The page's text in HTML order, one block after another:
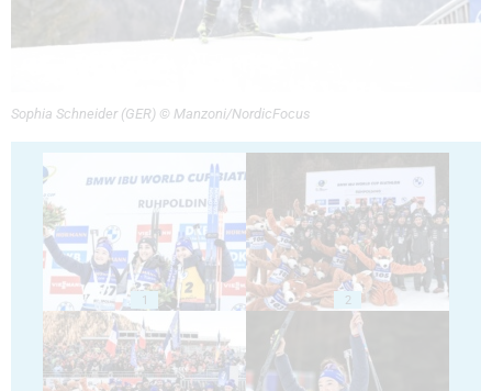
Sophia Schneider (GER) © Manzoni/NordicFocus
1 2